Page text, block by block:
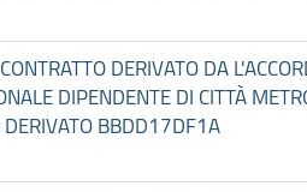
DERIVATO DA
DIPENDENTE DI CITTÀ
BBDD17DF1A